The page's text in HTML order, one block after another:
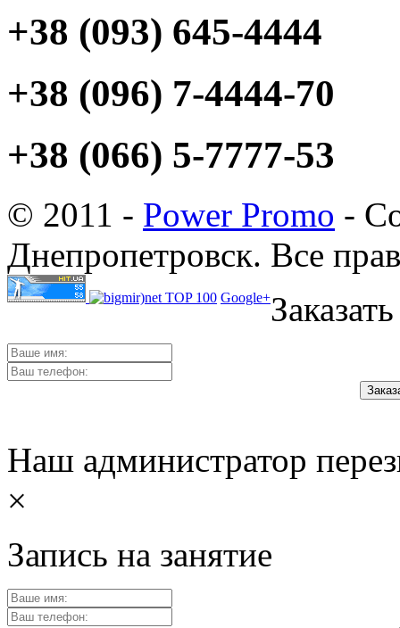
+38 (093) 645-4444
+38 (096) 7-4444-70
+38 (066) 5-7777-53
© 2011 - Power Promo -
Днепропетровск. Все
Google+
Наш администратор
×
Запись на занятие